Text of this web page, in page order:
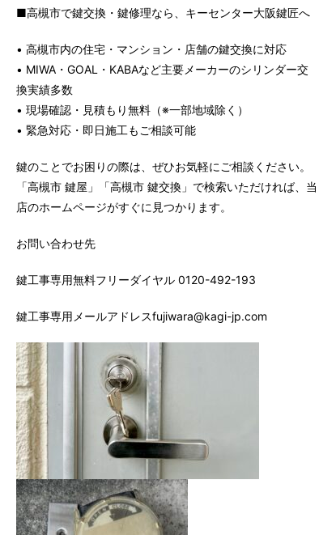
■高槻市で鍵交換・鍵修理なら、キーセンター大阪鍵匠へ
• 高槻市内の住宅・マンション・店舗の鍵交換に対応
• MIWA・GOAL・KABAなど主要メーカーのシリンダー交
換実績多数
• 現場確認・見積もり無料（※一部地域除く）
• 緊急対応・即日施工もご相談可能
鍵のことでお困りの際は、ぜひお気軽にご相談ください。
「高槻市 鍵屋」「高槻市 鍵交換」で検索いただければ、当
店のホームページがすぐに見つかります。
お問い合わせ先
鍵工事専用無料フリーダイヤル 0120-492-193
鍵工事専用メールアドレスfujiwara@kagi-jp.com